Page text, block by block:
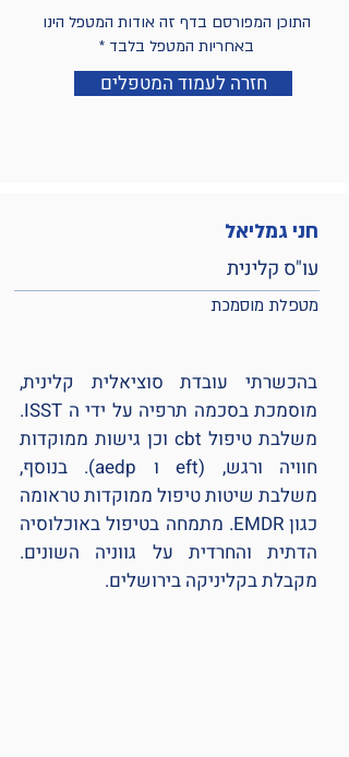
התוכן המפורסם בדף זה אודות המטפל הינו
באחריות המטפל בלבד *
חזרה לעמוד המטפלים
חני גמליאל
עו"ס קלינית
מטפלת מוסמכת
בהכשרתי עובדת סוציאלית קלינית,
מוסמכת בסכמה תרפיה על ידי ה ISST.
משלבת טיפול cbt וכן גישות ממוקדות
חוויה ורגש, (eft ו aedp). בנוסף,
משלבת שיטות טיפול ממוקדות טראומה
כגון EMDR. מתמחה בטיפול באוכלוסיה
הדתית והחרדית על גווניה השונים.
מקבלת בקליניקה בירושלים.